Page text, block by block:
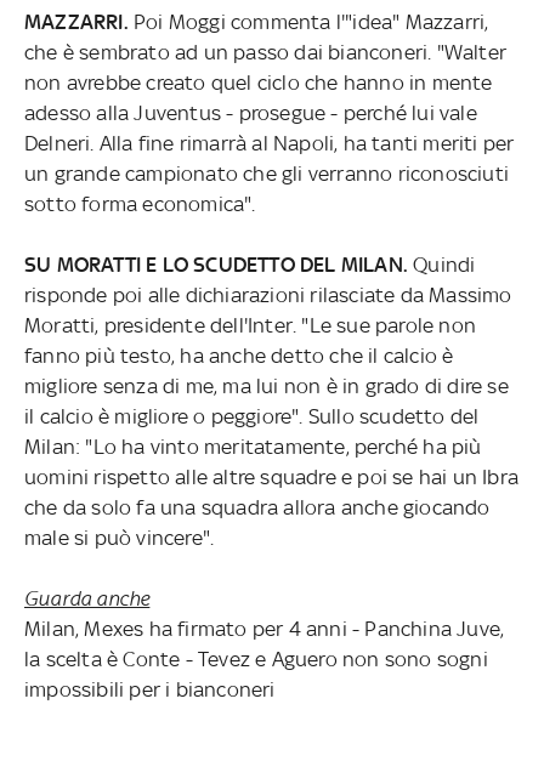
MAZZARRI. Poi Moggi commenta l'"idea" Mazzarri,
che è sembrato ad un passo dai bianconeri. "Walter
non avrebbe creato quel ciclo che hanno in mente
adesso alla Juventus - prosegue - perché lui vale
Delneri. Alla fine rimarrà al Napoli, ha tanti meriti per
un grande campionato che gli verranno riconosciuti
sotto forma economica".
SU MORATTI E LO SCUDETTO DEL MILAN. Quindi
risponde poi alle dichiarazioni rilasciate da Massimo
Moratti, presidente dell'Inter. "Le sue parole non
fanno più testo, ha anche detto che il calcio è
migliore senza di me, ma lui non è in grado di dire se
il calcio è migliore o peggiore". Sullo scudetto del
Milan: "Lo ha vinto meritatamente, perché ha più
uomini rispetto alle altre squadre e poi se hai un Ibra
che da solo fa una squadra allora anche giocando
male si può vincere".
Guarda anche
Milan, Mexes ha firmato per 4 anni - Panchina Juve,
la scelta è Conte - Tevez e Aguero non sono sogni
impossibili per i bianconeri